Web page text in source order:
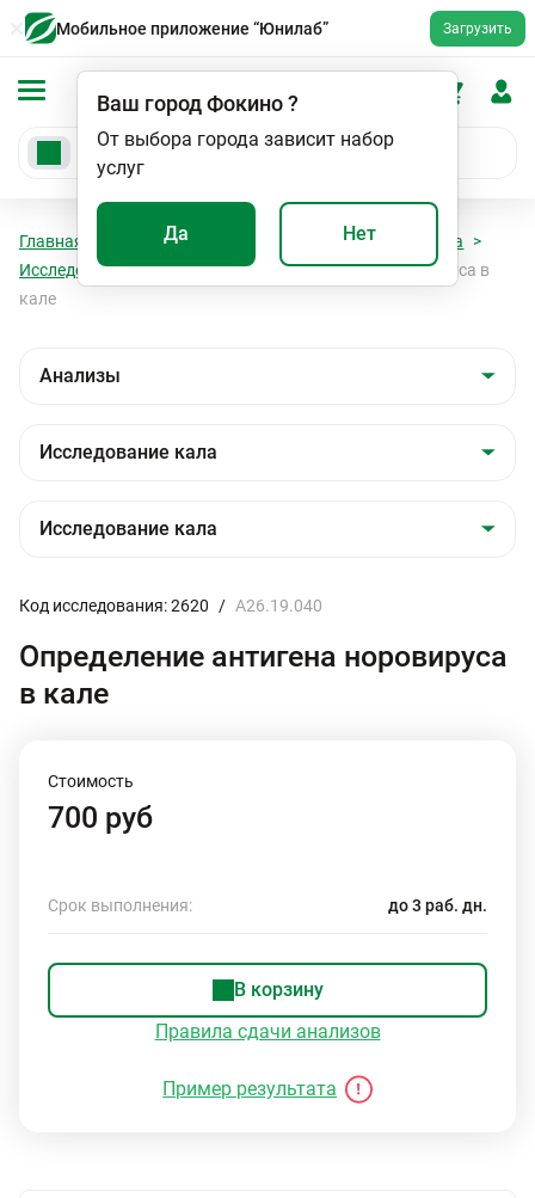
Мобильное приложение “Юнилаб” Загрузить
Ваш городФокино?
От выбора города зависит набор
услуг
Да Нет
Главная Анализы
Исследование кала
Исследование кала
Определение антигена норовируса в
кале
Код исследования: 2620 / A26.19.040
Определение антигена норовируса
в кале
Стоимость
700 руб
Срок выполнения: до 3 раб. дн.
В корзину
Правила сдачи анализов
Пример результата